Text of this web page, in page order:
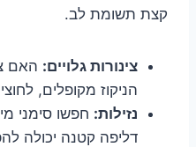
קצת תשומת לב.
צינורות גלויים: האם
הניקוז מקופלים,
נזילות: חפשו סימני
דליפה קטנה יכולה